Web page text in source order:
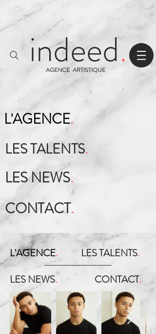
indeed.
AGENCE ARTISTIQUE
L'AGENCE.
LES TALENTS.
LES NEWS.
CONTACT.
L'AGENCE. LES TALENTS.
LES NEWS. CONTACT.